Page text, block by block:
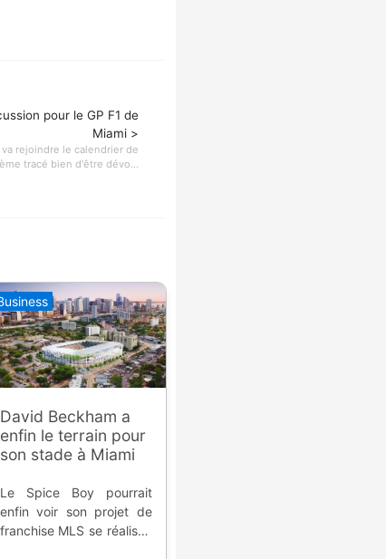
pour le GP F1 de
Miami >
rejoindre le calendrier de
tracé bien d'être dévo...
David Beckham a
enfin le terrain pour
son stade à Miami
Le Spice Boy pourrait
enfin voir son projet de
franchise MLS se réaliser.